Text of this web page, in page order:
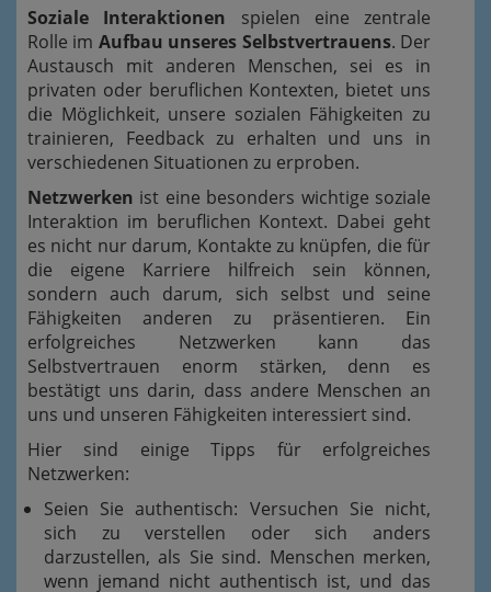
Soziale Interaktionen spielen eine zentrale
Rolle im Aufbau unseres Selbstvertrauens. Der
Austausch mit anderen Menschen, sei es in
privaten oder beruflichen Kontexten, bietet uns
die Möglichkeit, unsere sozialen Fähigkeiten zu
trainieren, Feedback zu erhalten und uns in
verschiedenen Situationen zu erproben.
Netzwerken ist eine besonders wichtige soziale
Interaktion im beruflichen Kontext. Dabei geht
es nicht nur darum, Kontakte zu knüpfen, die für
die eigene Karriere hilfreich sein können,
sondern auch darum, sich selbst und seine
Fähigkeiten anderen zu präsentieren. Ein
erfolgreiches Netzwerken kann das
Selbstvertrauen enorm stärken, denn es
bestätigt uns darin, dass andere Menschen an
uns und unseren Fähigkeiten interessiert sind.
Hier sind einige Tipps für erfolgreiches
Netzwerken:
Seien Sie authentisch: Versuchen Sie nicht,
sich zu verstellen oder sich anders
darzustellen, als Sie sind. Menschen merken,
wenn jemand nicht authentisch ist, und das